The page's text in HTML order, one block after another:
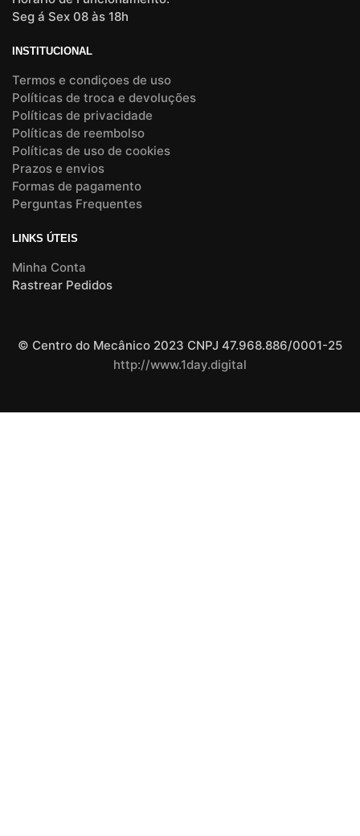
Seg á Sex 08 às 18h
INSTITUCIONAL
Termos e condiçoes de uso
Políticas de troca e devoluções
Políticas de privacidade
Políticas de reembolso
Políticas de uso de cookies
Prazos e envios
Formas de pagamento
Perguntas Frequentes
LINKS ÚTEIS
Minha Conta
Rastrear Pedidos
© Centro do Mecânico 2023 CNPJ 47.968.886/0001-25
http://www.1day.digital